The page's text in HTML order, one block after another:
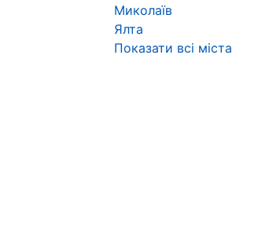
Миколаїв
Ялта
Показати всі міста